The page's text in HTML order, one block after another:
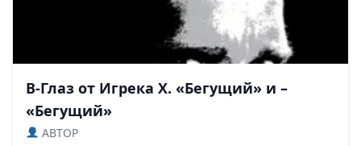
В-Глаз от Игрека Х. «Бегущий» и –
«Бегущий»
ABTOP